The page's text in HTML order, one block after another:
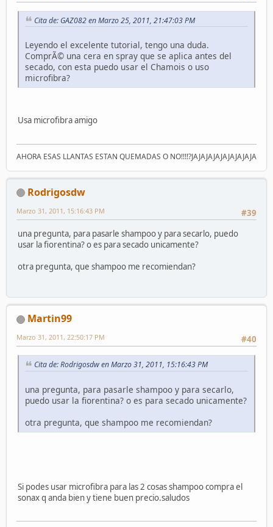
Cita de: GAZ082 en Marzo 25, 2011, 21:47:03 PM
Leyendo el excelente tutorial, tengo una duda.
ComprÃ© una cera en spray que se aplica antes del
secado, con esta puedo usar el Chamois o uso
microfibra?
Usa microfibra amigo
AHORA ESAS LLANTAS ESTAN QUEMADAS O NO!!!!?JAJAJAJAJAJAJAJAJA
Rodrigosdw
#39
Marzo 31, 2011, 15:16:43 PM
una pregunta, para pasarle shampoo y para secarlo, puedo
usar la fiorentina? o es para secado unicamente?
otra pregunta, que shampoo me recomiendan?
Martin99
#40
Marzo 31, 2011, 22:50:17 PM
Cita de: Rodrigosdw en Marzo 31, 2011, 15:16:43 PM
una pregunta, para pasarle shampoo y para secarlo,
puedo usar la fiorentina? o es para secado unicamente?
otra pregunta, que shampoo me recomiendan?
Si podes usar microfibra para las 2 cosas shampoo compra el
sonax q anda bien y tiene buen precio.saludos